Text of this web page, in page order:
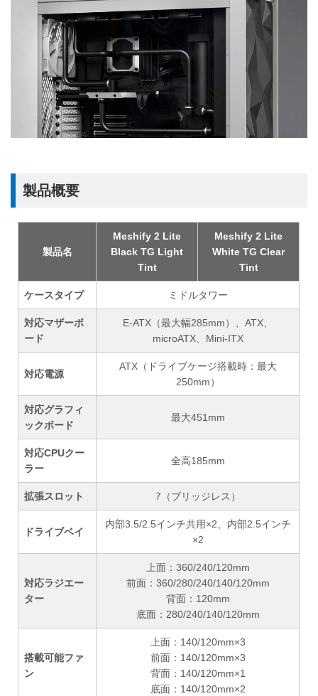
製品概要
製品名
Meshify 2 Lite
Black TG Light
Tint
Meshify 2 Lite
White TG Clear
Tint
ケースタイプ ミドルタワー
対応マザーボ
ード
E-ATX（最大幅285mm）、ATX、
microATX、Mini-ITX
対応電源
ATX（ドライブケージ搭載時：最大
250mm）
対応グラフィ
ックボード
最大451mm
対応CPUクー
ラー
全高185mm
拡張スロット 7（ブリッジレス）
ドライブベイ
内部3.5/2.5インチ共用×2、内部2.5インチ
×2
対応ラジエー
ター
上面：360/240/120mm
前面：360/280/240/140/120mm
背面：120mm
底面：280/240/140/120mm
搭載可能ファ
ン
上面：140/120mm×3
前面：140/120mm×3
背面：140/120mm×1
底面：140/120mm×2